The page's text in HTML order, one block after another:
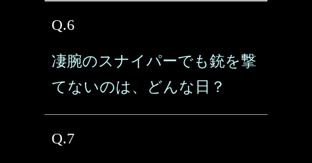
Q.6
凄腕のスナイパーでも銃を撃
てないのは、どんな日？
Q.7